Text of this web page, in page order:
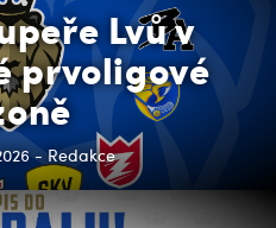
Lvů v
prvoligové
- Redakce